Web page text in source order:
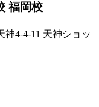
福岡校
神4-4-11 天神ショッ